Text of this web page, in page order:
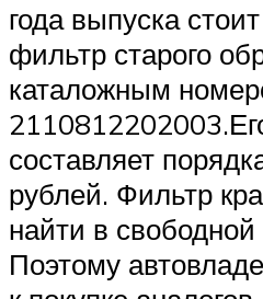
года выпуска
фильтр старого
каталожным
составляет
рублей. Фильтр
найти в
Поэтому